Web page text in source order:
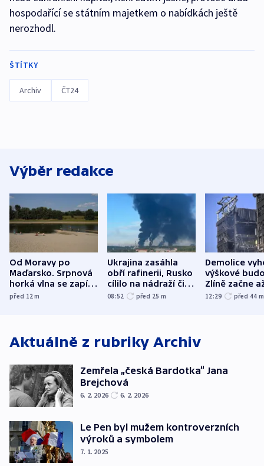
hospodařící se státním majetkem o nabídkách ještě
nerozhodl.
ŠTÍTKY
Archiv ČT24
Výběr redakce
Od Moravy po
Maďarsko. Srpnová
horká vlna se zapíše
do dějin
před 12m
Ukrajina zasáhla
obří rafinerii, Rusko
cílilo na nádraží či
autobus
08:52 před 25 m
Demolice
výškové
Zlíně začne
následujících
12:29 před 44 m
Aktuálně z rubriky Archiv
Zemřela „česká Bardotka“ Jana
Brejchová
6. 2. 2026 6. 2. 2026
Le Pen byl mužem kontroverzních
výroků a symbolem
7. 1. 2025